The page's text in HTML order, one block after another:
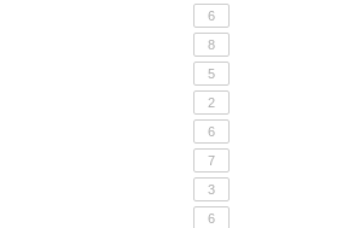
6
8
5
2
6
7
3
6